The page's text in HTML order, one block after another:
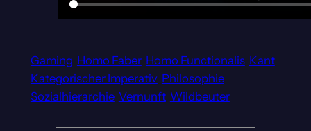
Gaming Homo Faber Homo Functionalis Kant
Kategorischer Imperativ Philosophie
Sozialhierarchie Vernunft Wildbeuter